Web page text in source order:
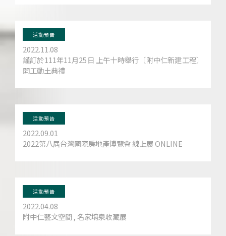
活動預告
2022.11.08
謹訂於111年11月25日 上午十時舉行〔附中仁新建工程〕
開工動土典禮
活動預告
2022.09.01
2022第八屆台灣國際房地產博覽會 線上展 ONLINE
活動預告
2022.04.08
附中仁藝文空間 , 名家堉泉收藏展